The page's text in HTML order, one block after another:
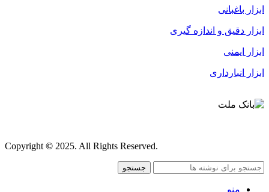
ابزار باغبانی
ابزار دقیق و اندازه گیری
ابزار ایمنی
ابزار انبارداری
Copyright© 2025. All Rights Reserved.
جستجو
منو